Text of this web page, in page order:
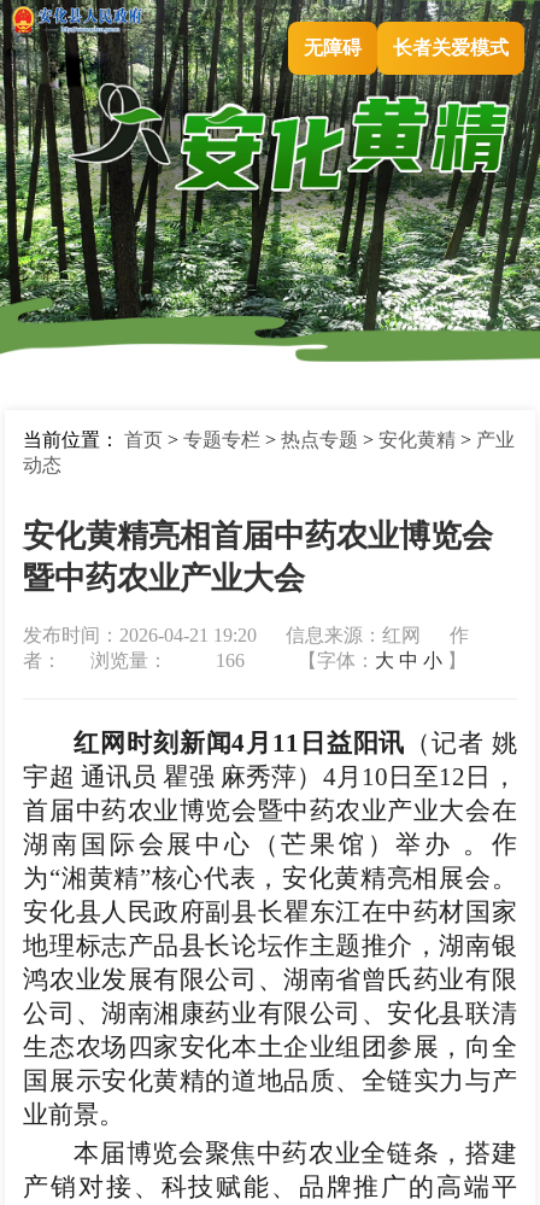
无障碍 长者关爱模式
当前位置：首页 >专题专栏 >热点专题 >安化黄精 > 产业
动态
安化黄精亮相首届中药农业博览会
暨中药农业产业大会
发布时间：2026-04-21 19:20 信息来源：红网 作
者： 浏览量：
166 【字体： 大 中 小 】
红网时刻新闻4月11日益阳讯 （记者 姚
宇超 通讯员 瞿强 麻秀萍）4月10日至12日，
首届中药农业博览会暨中药农业产业大会在
湖南国际会展中心（芒果馆）举办 。作
为“湘黄精”核心代表，安化黄精亮相展会。
安化县人民政府副县长瞿东江在中药材国家
地理标志产品县长论坛作主题推介，湖南银
鸿农业发展有限公司、湖南省曾氏药业有限
公司、湖南湘康药业有限公司、安化县联清
生态农场四家安化本土企业组团参展，向全
国展示安化黄精的道地品质、全链实力与产
业前景。
本届博览会聚焦中药农业全链条，搭建
产销对接、科技赋能、品牌推广的高端平